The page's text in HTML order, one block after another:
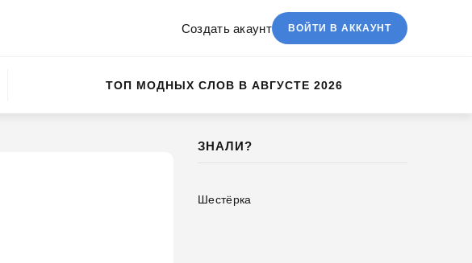
Создать акаунт ВОЙТИ В АККАУНТ
ТОП МОДНЫХ СЛОВ В АВГУСТЕ 2026
ЗНАЛИ?
Шестёрка